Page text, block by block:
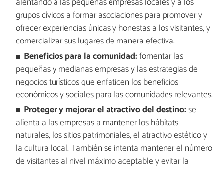
grupos cívicos a formar asociaciones para promover y
ofrecer experiencias únicas y honestas a los visitantes, y
comercializar sus lugares de manera efectiva.
Beneficios para la comunidad:fomentar las
pequeñas y medianas empresas y las estrategias de
negocios turísticos que enfaticen los beneficios
económicos y sociales para las comunidades relevantes.
Proteger y mejorar el atractivo del destino:se
alienta a las empresas a mantener los hábitats
naturales, los sitios patrimoniales, el atractivo estético y
la cultura local. También se intenta mantener el número
de visitantes al nivel máximo aceptable y evitar la